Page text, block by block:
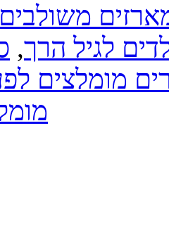
משולבים
לגיל הרך,
מומלצים